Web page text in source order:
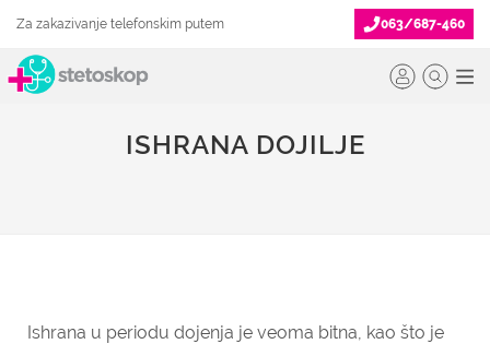
Za zakazivanje telefonskim putem 063/687-460
ISHRANA DOJILJE
Ishrana u periodu dojenja je veoma bitna, kao što je